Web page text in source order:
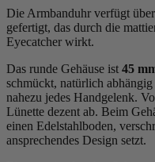
Die Armbanduhr verfügt
gefertigt, das durch die
Eyecatcher wirkt.
Das runde Gehäuse ist 45
schmückt, natürlich
nahezu jedes Handgelenk.
Lünette dezent ab. Beim
einen Edelstahlboden,
ansprechendes Design setzt.